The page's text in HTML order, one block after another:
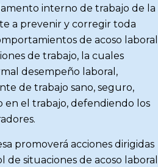
interno de trabajo de la
a prevenir y corregir toda
de acoso laboral
de trabajo, la cuales
desempeño laboral,
de trabajo sano, seguro,
en el trabajo, defendiendo los
promoverá acciones dirigidas
situaciones de acoso laboral